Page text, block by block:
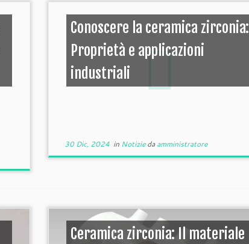
Conoscere la ceramica zirconia:
Proprietà e applicazioni
industriali
30 Dic, 2024in Notiziedaamministratore
Ceramica zirconia: Il materiale